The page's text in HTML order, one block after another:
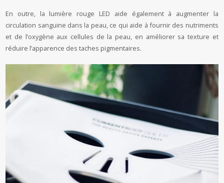
En outre, la lumière rouge LED aide également à augmenter la
circulation sanguine dans la peau, ce qui aide à fournir des nutriments
et de l’oxygène aux cellules de la peau, en améliorer sa texture et
réduire l’apparence des taches pigmentaires.